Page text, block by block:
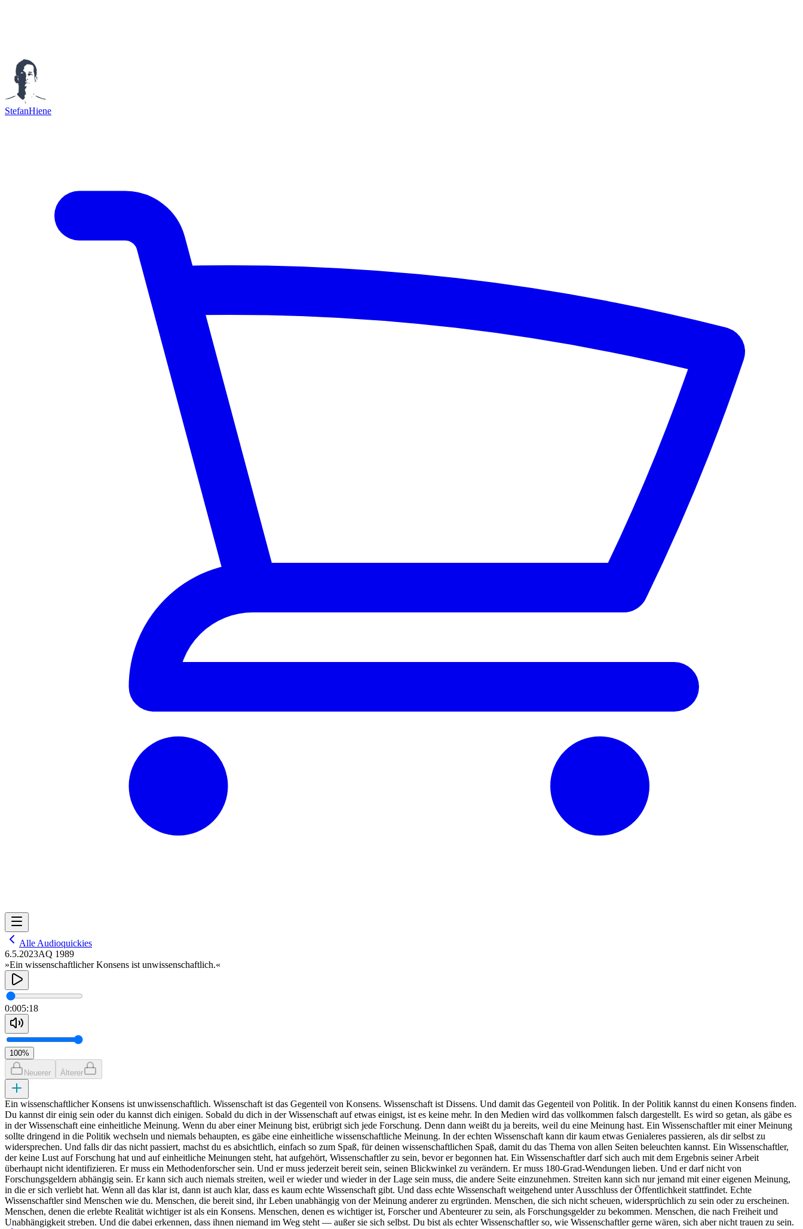
StefanHiene
Alle Audioquickies
6.5.2023AQ 1989
»Ein wissenschaftlicher Konsens ist unwissenschaftlich.«
0:005:18
100%
Neuerer Älterer
Ein wissenschaftlicher Konsens ist unwissenschaftlich. Wissenschaft ist das Gegenteil von Konsens. Wissenschaft ist Dissens. Und damit das Gegenteil von Politik. In der Politik kannst du einen Konsens finden.
Du kannst dir einig sein oder du kannst dich einigen. Sobald du dich in der Wissenschaft auf etwas einigst, ist es keine mehr. In den Medien wird das vollkommen falsch dargestellt. Es wird so getan, als gäbe es
in der Wissenschaft eine einheitliche Meinung. Wenn du aber einer Meinung bist, erübrigt sich jede Forschung. Denn dann weißt du ja bereits, weil du eine Meinung hast. Ein Wissenschaftler mit einer Meinung
sollte dringend in die Politik wechseln und niemals behaupten, es gäbe eine einheitliche wissenschaftliche Meinung. In der echten Wissenschaft kann dir kaum etwas Genialeres passieren, als dir selbst zu
widersprechen. Und falls dir das nicht passiert, machst du es absichtlich, einfach so zum Spaß, für deinen wissenschaftlichen Spaß, damit du das Thema von allen Seiten beleuchten kannst. Ein Wissenschaftler,
der keine Lust auf Forschung hat und auf einheitliche Meinungen steht, hat aufgehört, Wissenschaftler zu sein, bevor er begonnen hat. Ein Wissenschaftler darf sich auch mit dem Ergebnis seiner Arbeit
überhaupt nicht identifizieren. Er muss ein Methodenforscher sein. Und er muss jederzeit bereit sein, seinen Blickwinkel zu verändern. Er muss 180-Grad-Wendungen lieben. Und er darf nicht von
Forschungsgeldern abhängig sein. Er kann sich auch niemals streiten, weil er wieder und wieder in der Lage sein muss, die andere Seite einzunehmen. Streiten kann sich nur jemand mit einer eigenen Meinung,
in die er sich verliebt hat. Wenn all das klar ist, dann ist auch klar, dass es kaum echte Wissenschaft gibt. Und dass echte Wissenschaft weitgehend unter Ausschluss der Öffentlichkeit stattfindet. Echte
Wissenschaftler sind Menschen wie du. Menschen, die bereit sind, ihr Leben unabhängig von der Meinung anderer zu ergründen. Menschen, die sich nicht scheuen, widersprüchlich zu sein oder zu erscheinen.
Menschen, denen die erlebte Realität wichtiger ist als ein Konsens. Menschen, denen es wichtiger ist, Forscher und Abenteurer zu sein, als Forschungsgelder zu bekommen. Menschen, die nach Freiheit und
Unabhängigkeit streben. Und die dabei erkennen, dass ihnen niemand im Weg steht — außer sie sich selbst. Du bist als echter Wissenschaftler so, wie Wissenschaftler gerne wären, sich aber nicht trauen zu sein.